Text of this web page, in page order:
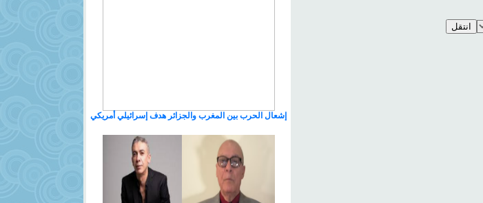
إشعال الحرب بين المغرب والجزائر هدف إسرائيلي أمريكي